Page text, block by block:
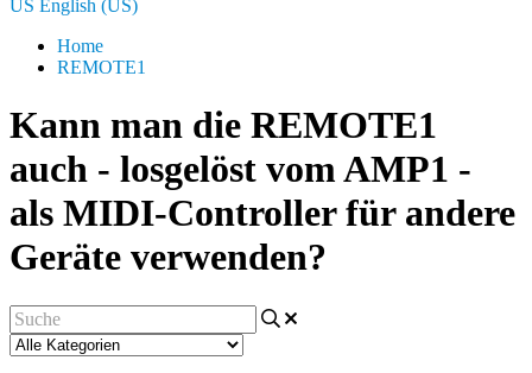
US English (US)
Home
REMOTE1
Kann man die REMOTE1
auch - losgelöst vom AMP1 -
als MIDI-Controller für andere
Geräte verwenden?